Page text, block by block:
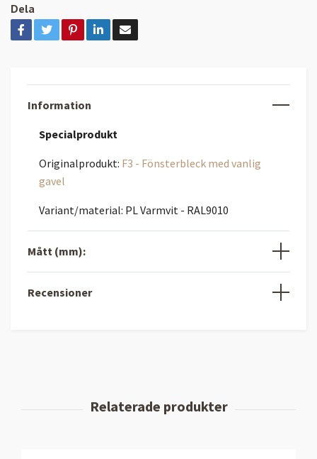
Dela
Information
Specialprodukt
Originalprodukt: F3 - Fönsterbleck med vanlig
gavel
Variant/material: PL Varmvit - RAL9010
Mått (mm):
Recensioner